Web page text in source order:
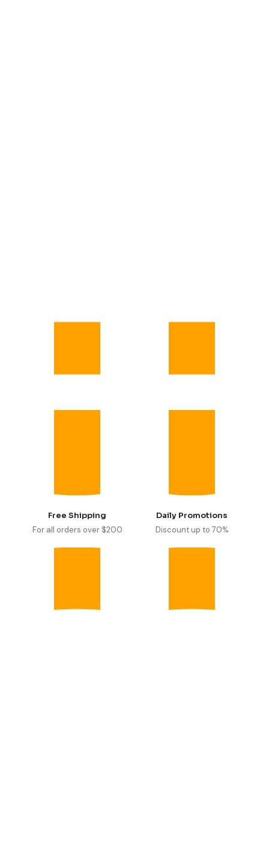
Free Shipping
For all orders over $200
Daily Promotions
Discount up to 70%